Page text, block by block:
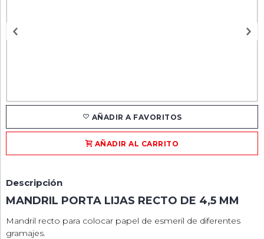
AÑADIR A FAVORITOS
AÑADIR AL CARRITO
Descripción
MANDRIL PORTA LIJAS RECTO DE 4,5 MM
Mandril recto para colocar papel de esmeril de diferentes
gramajes.